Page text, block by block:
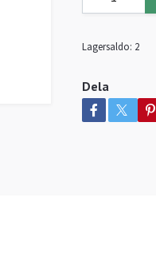
Lagersaldo: 2
Dela